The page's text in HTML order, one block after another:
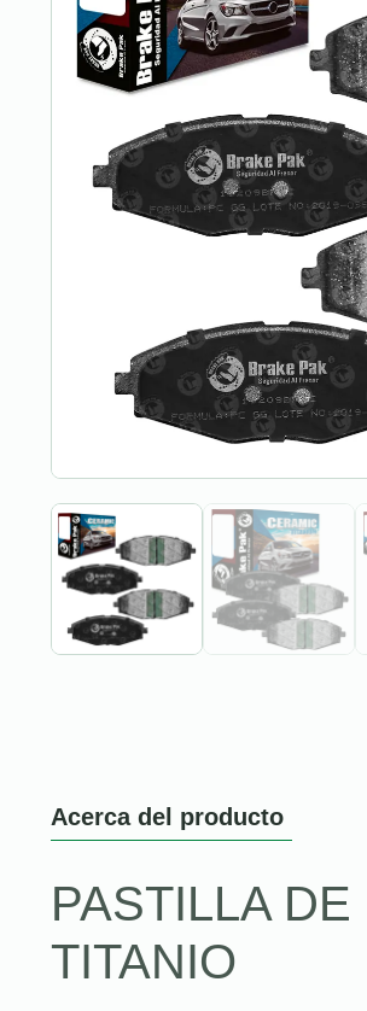
Acerca del producto
PASTILLA
TITANIO